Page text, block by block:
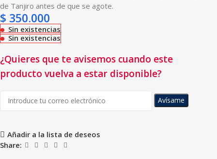
de Tanjiro antes de que se agote.
$ 350.000
Sin existencias
Sin existencias
¿Quieres que te avisemos cuando este
producto vuelva a estar disponible?
Avísame
Añadir a la lista de deseos
Share: